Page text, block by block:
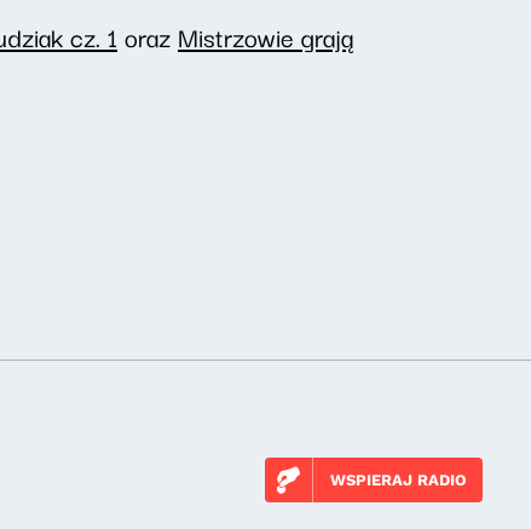
cz. 1 oraz Mistrzowie grają
WSPIERAJ RADIO